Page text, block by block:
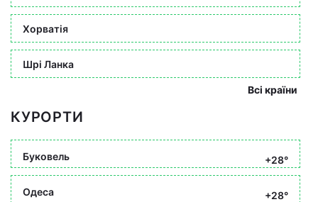
Хорватія
Шрі Ланка
Всі країни
КУРОРТИ
Буковель +28°
Одеса +28°